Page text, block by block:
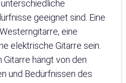
geeignet sind. Eine
eine
elektrische Gitarre sein.
Gitarre hängt von den
und Bedürfnissen des